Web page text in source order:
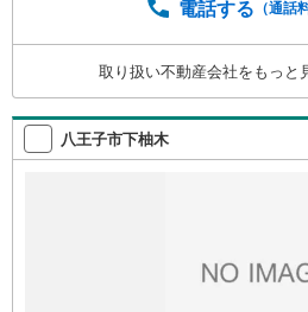
ご提供いたします。◆FPに
運用・相続など幅広くアドバ
を問わず、安心してご利用い
無料駐車場、キッズスペース
も安心です。の体制で皆様の
ます。
電話する （通話
取り扱い不動産会社をもっと
八王子市下柚木